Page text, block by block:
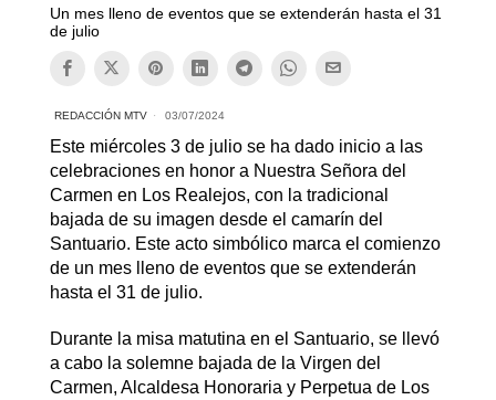
Un mes lleno de eventos que se extenderán hasta el 31
de julio
REDACCIÓN MTV 03/07/2024
Este miércoles 3 de julio se ha dado inicio a las
celebraciones en honor a Nuestra Señora del
Carmen en Los Realejos, con la tradicional
bajada de su imagen desde el camarín del
Santuario. Este acto simbólico marca el comienzo
de un mes lleno de eventos que se extenderán
hasta el 31 de julio.
Durante la misa matutina en el Santuario, se llevó
a cabo la solemne bajada de la Virgen del
Carmen, Alcaldesa Honoraria y Perpetua de Los